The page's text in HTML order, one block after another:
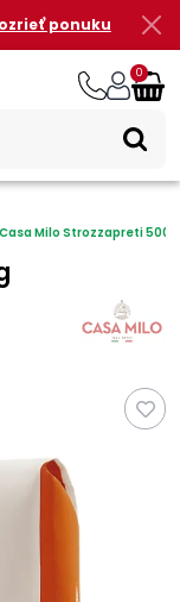
ponuku
0
Casa Milo Strozzapreti 500g